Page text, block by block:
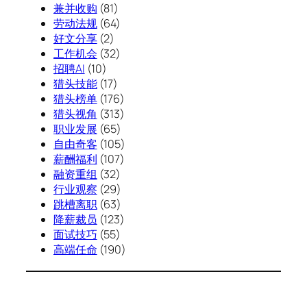
兼并收购 (81)
劳动法规(64)
好文分享(2)
工作机会 (32)
招聘AI (10)
猎头技能(17)
猎头榜单(176)
猎头视角 (313)
职业发展 (65)
自由奇客 (105)
薪酬福利 (107)
融资重组 (32)
行业观察 (29)
跳槽离职(63)
降薪裁员 (123)
面试技巧 (55)
高端任命 (190)